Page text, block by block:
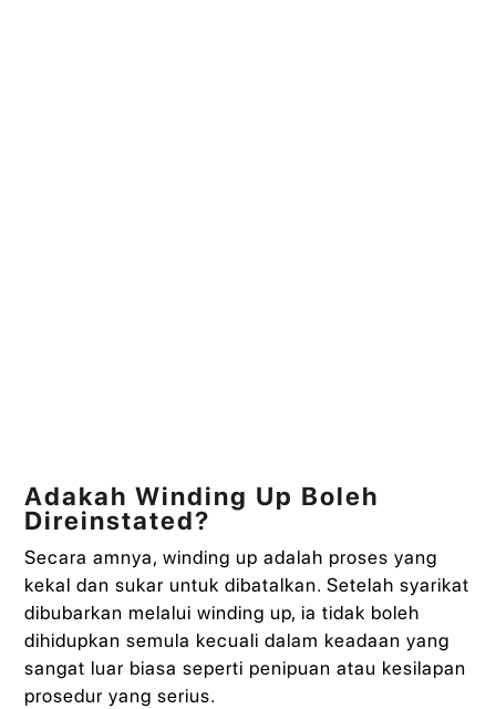
Adakah Winding Up Boleh
Direinstated?
Secara amnya, winding up adalah proses yang
kekal dan sukar untuk dibatalkan. Setelah syarikat
dibubarkan melalui winding up, ia tidak boleh
dihidupkan semula kecuali dalam keadaan yang
sangat luar biasa seperti penipuan atau kesilapan
prosedur yang serius.